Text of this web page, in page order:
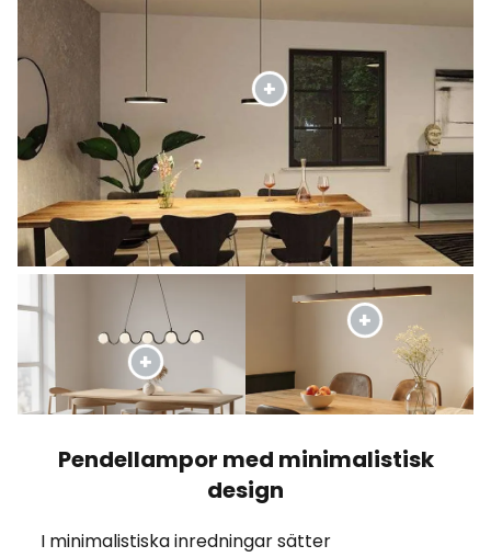
Pendellampor med minimalistisk
design
I minimalistiska inredningar sätter